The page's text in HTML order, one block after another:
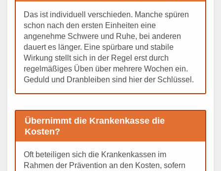
Das ist individuell verschieden. Manche spüren
schon nach den ersten Einheiten eine
angenehme Schwere und Ruhe, bei anderen
dauert es länger. Eine spürbare und stabile
Wirkung stellt sich in der Regel erst durch
regelmäßiges Üben über mehrere Wochen ein.
Geduld und Dranbleiben sind hier der Schlüssel.
Übernimmt die Krankenkasse die
Kosten?
Oft beteiligen sich die Krankenkassen im
Rahmen der Prävention an den Kosten, sofern